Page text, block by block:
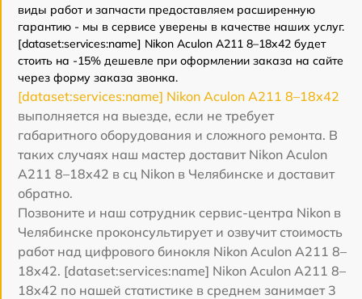
виды работ и запчасти предоставляем расширенную
гарантию - мы в сервисе уверены в качестве наших услуг.
[dataset:services:name] Nikon Aculon A211 8–18x42 будет
стоить на -15% дешевле при оформлении заказа на сайте
через форму заказа звонка.
[dataset:services:name] Nikon Aculon A211 8–18x42
выполняется на выезде, если не требует
габаритного оборудования и сложного ремонта. В
таких случаях наш мастер доставит Nikon Aculon
A211 8–18x42 в сц Nikon в Челябинске и доставит
обратно.
Позвоните и наш сотрудник сервис-центра Nikon в
Челябинске проконсультирует и озвучит стоимость
работ над цифрового бинокля Nikon Aculon A211 8–
18x42. [dataset:services:name] Nikon Aculon A211 8–
18x42 по нашей статистике в среднем занимает 3